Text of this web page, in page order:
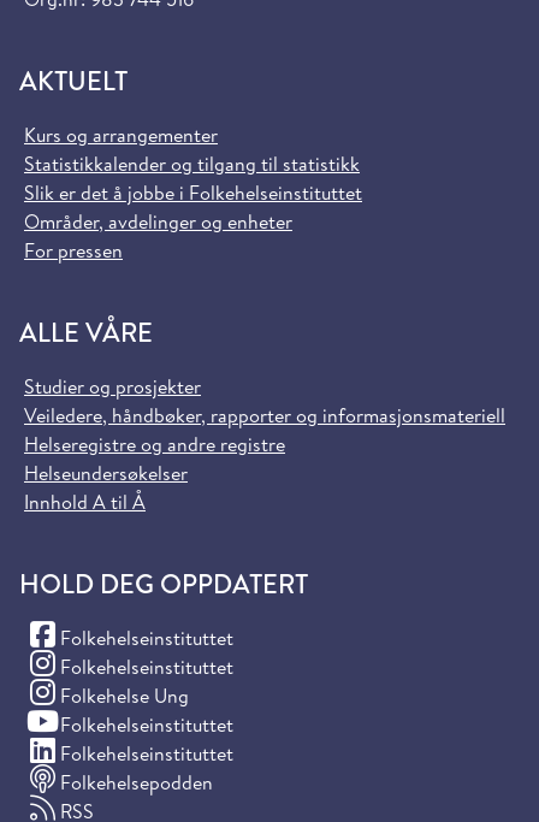
AKTUELT
Kurs og arrangementer
Statistikkalender og tilgang til statistikk
Slik er det å jobbe i Folkehelseinstituttet
Områder, avdelinger og enheter
For pressen
ALLE VÅRE
Studier og prosjekter
Veiledere, håndbøker, rapporter og informasjonsmateriell
Helseregistre og andre registre
Helseundersøkelser
Innhold A til Å
HOLD DEG OPPDATERT
Folkehelseinstituttet
(Facebook)
Folkehelseinstituttet
(Instagram)
Folkehelse Ung
(Instagram)
Folkehelseinstituttet
(YouTube)
Folkehelseinstituttet
(LinkedIn)
Folkehelsepodden
RSS